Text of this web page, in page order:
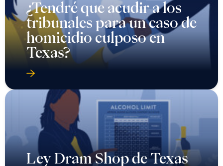
¿Tendré que acudir a los
tribunales para un caso de
homicidio culposo en
Texas?
Ley Dram Shop de Texas